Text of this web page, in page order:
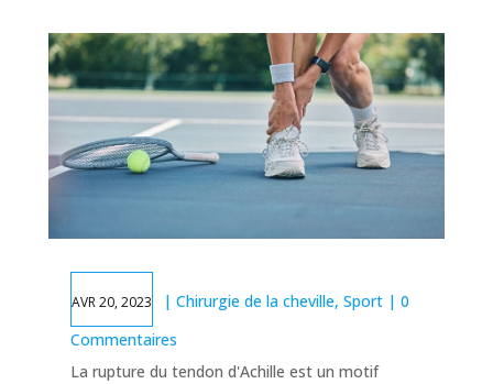
AVR 20, 2023 | Chirurgie de la cheville, Sport| 0
Commentaires
La rupture du tendon d'Achille est un motif